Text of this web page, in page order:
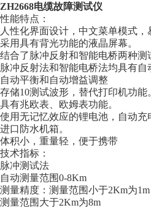
ZH2668电缆故障测试仪
性能特点：
人性化界面设计，中文菜单模式，
采用具有背光功能的液晶屏幕。
结合了脉冲反射和智能电桥两种测
脉冲反射法和智能电桥法均具有
自动平衡和自动增益调整
存储10测试波形，替代打印机功能
具有兆欧表、欧姆表功能。
使用无记忆效应的锂电池，自动充
进口防水机箱。
体积小，重量轻，便于携带
技术指标：
脉冲测试法
自动测量范围0-8Km
测量精度：测量范围小于2Km为1m
测量范围大于2Km为8m